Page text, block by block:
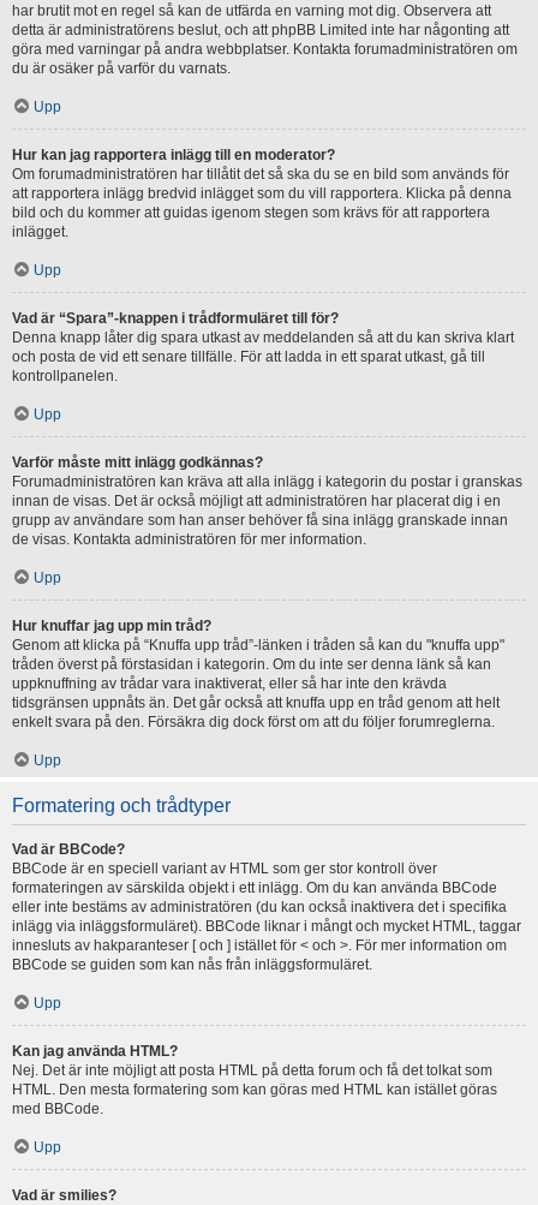
har brutit mot en regel så kan de utfärda en varning mot dig. Observera att
detta är administratörens beslut, och att phpBB Limited inte har någonting att
göra med varningar på andra webbplatser. Kontakta forumadministratören om
du är osäker på varför du varnats.
Upp
Hur kan jag rapportera inlägg till en moderator?
Om forumadministratören har tillåtit det så ska du se en bild som används för
att rapportera inlägg bredvid inlägget som du vill rapportera. Klicka på denna
bild och du kommer att guidas igenom stegen som krävs för att rapportera
inlägget.
Upp
Vad är “Spara”-knappen i trådformuläret till för?
Denna knapp låter dig spara utkast av meddelanden så att du kan skriva klart
och posta de vid ett senare tillfälle. För att ladda in ett sparat utkast, gå till
kontrollpanelen.
Upp
Varför måste mitt inlägg godkännas?
Forumadministratören kan kräva att alla inlägg i kategorin du postar i granskas
innan de visas. Det är också möjligt att administratören har placerat dig i en
grupp av användare som han anser behöver få sina inlägg granskade innan
de visas. Kontakta administratören för mer information.
Upp
Hur knuffar jag upp min tråd?
Genom att klicka på “Knuffa upp tråd”-länken i tråden så kan du "knuffa upp"
tråden överst på förstasidan i kategorin. Om du inte ser denna länk så kan
uppknuffning av trådar vara inaktiverat, eller så har inte den krävda
tidsgränsen uppnåts än. Det går också att knuffa upp en tråd genom att helt
enkelt svara på den. Försäkra dig dock först om att du följer forumreglerna.
Upp
Formatering och trådtyper
Vad är BBCode?
BBCode är en speciell variant av HTML som ger stor kontroll över
formateringen av särskilda objekt i ett inlägg. Om du kan använda BBCode
eller inte bestäms av administratören (du kan också inaktivera det i specifika
inlägg via inläggsformuläret). BBCode liknar i mångt och mycket HTML, taggar
innesluts av hakparanteser [ och ] istället för < och >. För mer information om
BBCode se guiden som kan nås från inläggsformuläret.
Upp
Kan jag använda HTML?
Nej. Det är inte möjligt att posta HTML på detta forum och få det tolkat som
HTML. Den mesta formatering som kan göras med HTML kan istället göras
med BBCode.
Upp
Vad är smilies?